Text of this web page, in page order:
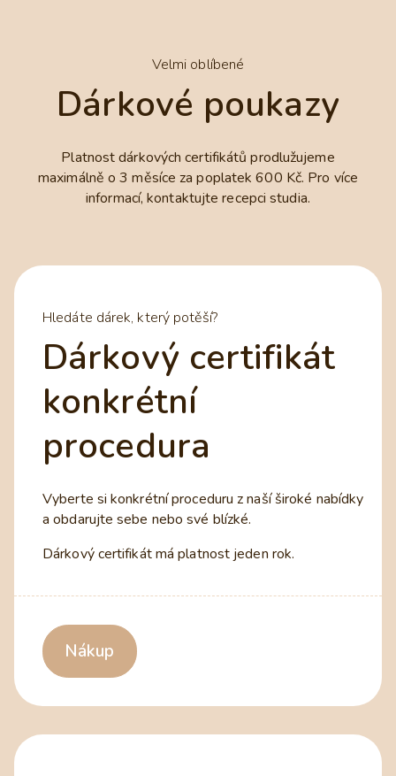
Velmi oblíbené
Dárkové poukazy
Platnost dárkových certifikátů prodlužujeme
maximálně o 3 měsíce za poplatek 600 Kč. Pro více
informací, kontaktujte recepci studia.
Hledáte dárek, který potěší?
Dárkový certifikát
konkrétní
procedura
Vyberte si konkrétní proceduru z naší široké nabídky
a obdarujte sebe nebo své blízké.
Dárkový certifikát má platnost jeden rok.
Nákup